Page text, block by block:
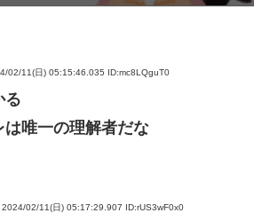
02/11(日) 05:15:46.035 ID:mc8LQguT0
る
は唯一の理解者だな
2024/02/11(日) 05:17:29.907 ID:rUS3wF0x0